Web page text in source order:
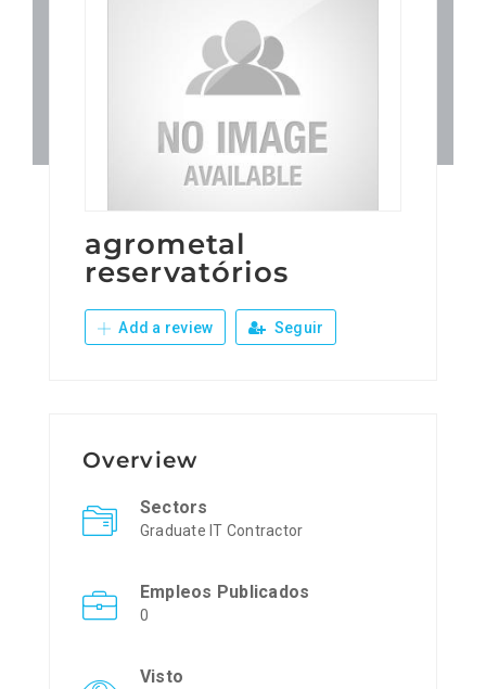
Junta Local Desarrollo
Adiestramientos
agrometal
reservatórios
Add a review Seguir
Overview
Sectors
Graduate IT Contractor
Empleos Publicados
0
Visto